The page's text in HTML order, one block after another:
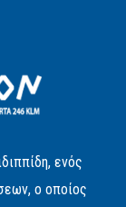
ενός
ο οποίος